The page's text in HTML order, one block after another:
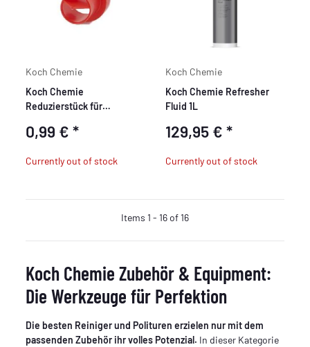
Koch Chemie
Koch Chemie
Reduzierstück für
0,99 €*
Currently out of stock
Koch Chemie
Koch Chemie Refresher
Fluid 1L
129,95 € *
Currently out of stock
Items 1 - 16 of 16
Koch Chemie Zubehör & Equipment:
Die Werkzeuge für Perfektion
Die besten Reiniger und Polituren erzielen nur mit dem
passenden Zubehör ihr volles Potenzial. In dieser Kategorie